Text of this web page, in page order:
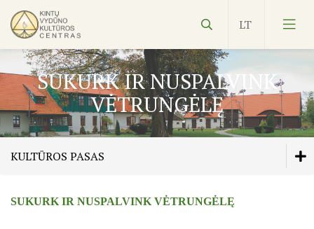
Vydūnas
SUKURK IR NUSPALVINK
VĖTRUNGĖLĘ
KULTŪROS PASAS
Edukacijos
SUKURK IR NUSPALVINK VĖTRUNGĖLĘ